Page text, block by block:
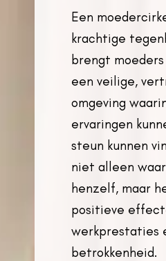
Een
krachtige
brengt
een veilige,
omgeving
ervaringen
steun kunnen
niet alleen
henzelf, maar
positieve
werkprestaties
betrokkenheid.